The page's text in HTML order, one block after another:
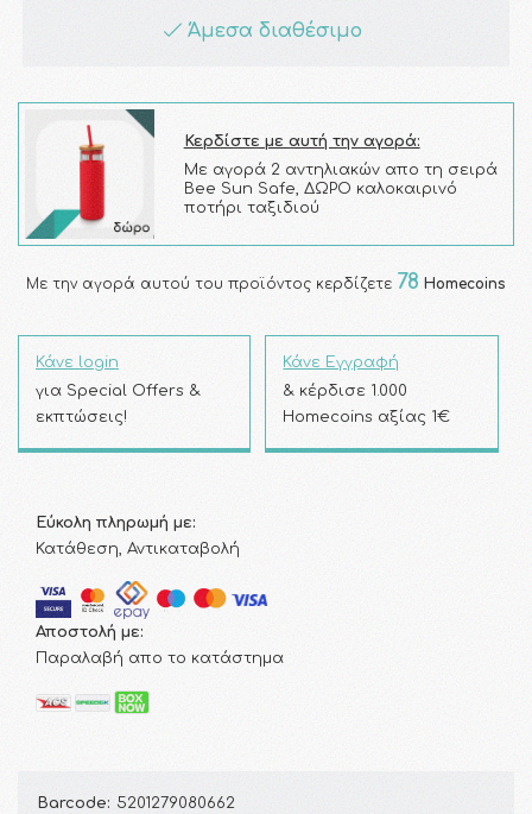
Άμεσα διαθέσιμο
Κερδίστε με αυτή την αγορά:
Με αγορά 2 αντηλιακών απο τη σειρά
Bee Sun Safe, ΔΩΡΟ καλοκαιρινό
ποτήρι ταξιδιού
Με την αγορά αυτού του προϊόντος κερδίζετε 78 Homecoins
Κάνε login
για Special Offers &
εκπτώσεις!
Κάνε Εγγραφή
& κέρδισε 1.000
Homecoins αξίας 1€
Εύκολη πληρωμή με:
Κατάθεση, Αντικαταβολή
Αποστολή με:
Παραλαβή απο το κατάστημα
Barcode: 5201279080662